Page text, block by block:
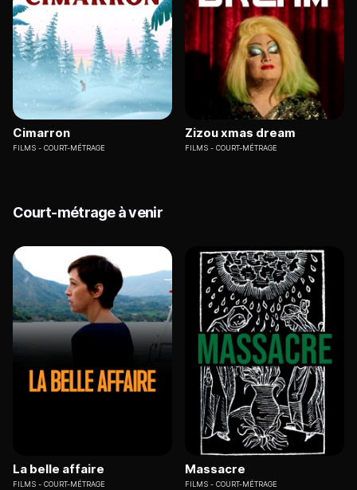
Cimarron
FILMS COURT-MÉTRAGE
Zizou xmas dream
FILMS COURT-MÉTRAGE
Court-métrage à venir
La belle affaire
FILMS COURT-MÉTRAGE
Massacre
FILMS COURT-MÉTRAGE